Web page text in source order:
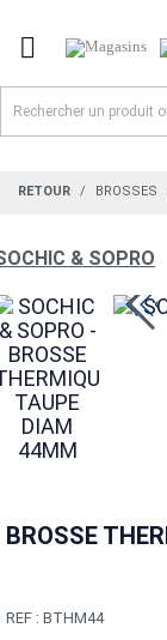

RETOUR BROSSES
& SOPRO
BROSSE
REF : BTHM44